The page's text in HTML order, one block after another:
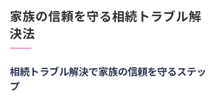
家族の信頼を守る相続トラブル解
決法
相続トラブル解決で家族の信頼を守るステッ
プ